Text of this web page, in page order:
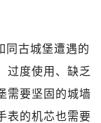
同古城堡遭遇的
过度使用、缺乏
需要坚固的城墙
表的机芯也需要